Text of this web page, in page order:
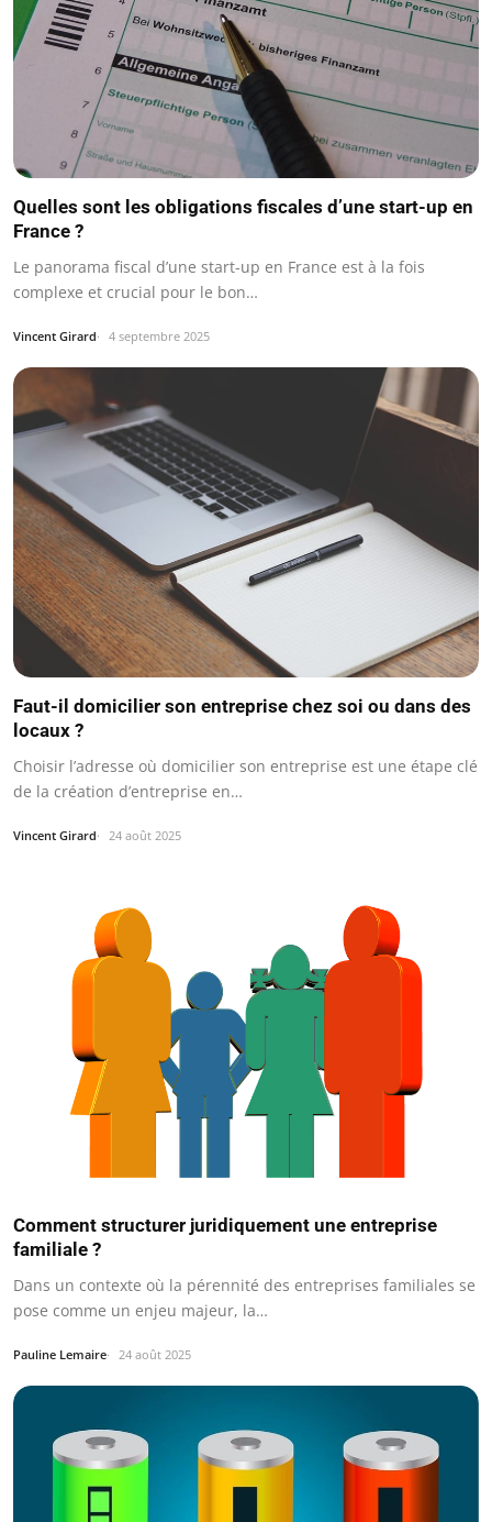
Quelles sont les obligations fiscales d’une start-up en
France ?
Le panorama fiscal d’une start-up en France est à la fois
complexe et crucial pour le bon…
Vincent Girard 4 septembre 2025
Faut-il domicilier son entreprise chez soi ou dans des
locaux ?
Choisir l’adresse où domicilier son entreprise est une étape clé
de la création d’entreprise en…
Vincent Girard 24 août 2025
Comment structurer juridiquement une entreprise
familiale ?
Dans un contexte où la pérennité des entreprises familiales se
pose comme un enjeu majeur, la…
Pauline Lemaire 24 août 2025